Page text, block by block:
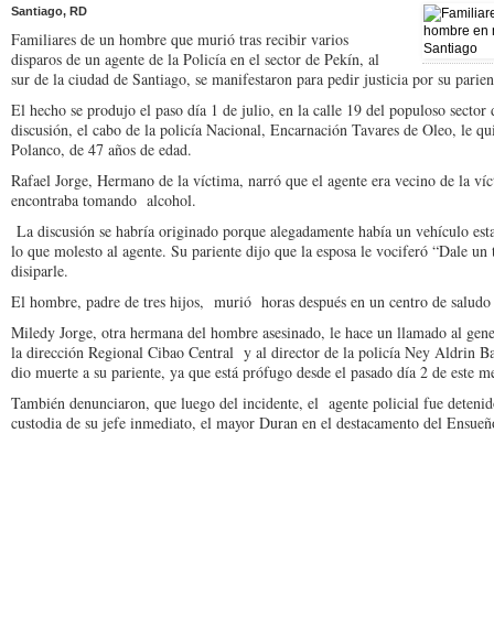
Santiago, RD
Familiares de un hombre que murió tras recibir varios
disparos de un agente de la Policía en el sector de Pekín, al
sur de la ciudad de Santiago, se manifestaron para pedir justicia por su
El hecho se produjo el paso día 1 de julio, en la calle 19 del populoso sector
discusión, el cabo de la policía Nacional, Encarnación Tavares de Oleo, le
Polanco, de 47 años de edad.
Rafael Jorge, Hermano de la víctima, narró que el agente era vecino de la
encontraba tomando alcohol.
La discusión se habría originado porque alegadamente había un vehículo
lo que molesto al agente. Su pariente dijo que la esposa le vociferó “Dale
disiparle.
El hombre, padre de tres hijos, murió horas después en un centro de saludo
Miledy Jorge, otra hermana del hombre asesinado, le hace un llamado al
la dirección Regional Cibao Central y al director de la policía Ney Aldrin
dio muerte a su pariente, ya que está prófugo desde el pasado día 2 de este
También denunciaron, que luego del incidente, el agente policial fue
custodia de su jefe inmediato, el mayor Duran en el destacamento del